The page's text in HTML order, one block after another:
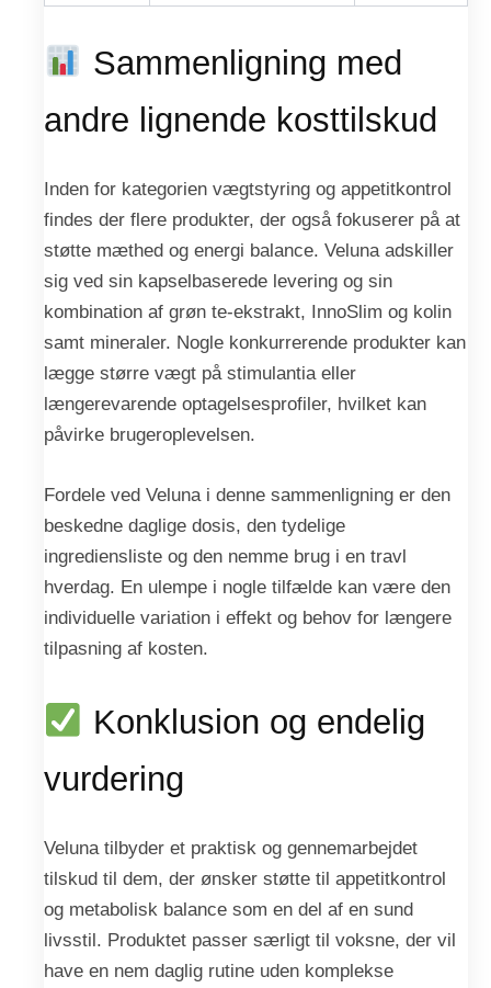
Sammenligning med
andre lignende kosttilskud
Inden for kategorien vægtstyring og appetitkontrol
findes der flere produkter, der også fokuserer på at
støtte mæthed og energi balance. Veluna adskiller
sig ved sin kapselbaserede levering og sin
kombination af grøn te-ekstrakt, InnoSlim og kolin
samt mineraler. Nogle konkurrerende produkter kan
lægge større vægt på stimulantia eller
længerevarende optagelsesprofiler, hvilket kan
påvirke brugeroplevelsen.
Fordele ved Veluna i denne sammenligning er den
beskedne daglige dosis, den tydelige
ingrediensliste og den nemme brug i en travl
hverdag. En ulempe i nogle tilfælde kan være den
individuelle variation i effekt og behov for længere
tilpasning af kosten.
Konklusion og endelig
vurdering
Veluna tilbyder et praktisk og gennemarbejdet
tilskud til dem, der ønsker støtte til appetitkontrol
og metabolisk balance som en del af en sund
livsstil. Produktet passer særligt til voksne, der vil
have en nem daglig rutine uden komplekse